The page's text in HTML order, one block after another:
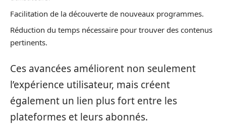
Facilitation de la découverte de nouveaux programmes.
Réduction du temps nécessaire pour trouver des contenus
pertinents.
Ces avancées améliorent non seulement
l’expérience utilisateur, mais créent
également un lien plus fort entre les
plateformes et leurs abonnés.